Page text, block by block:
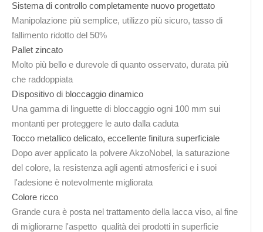
Sistema di controllo completamente nuovo progettato
Manipolazione più semplice, utilizzo più sicuro, tasso di
fallimento ridotto del 50%
Pallet zincato
Molto più bello e durevole di quanto osservato, durata più
che raddoppiata
Dispositivo di bloccaggio dinamico
Una gamma di linguette di bloccaggio ogni 100 mm sui
montanti per proteggere le auto dalla caduta
Tocco metallico delicato, eccellente finitura superficiale
Dopo aver applicato la polvere AkzoNobel, la saturazione
del colore, la resistenza agli agenti atmosferici e i suoi
l'adesione è notevolmente migliorata
Colore ricco
Grande cura è posta nel trattamento della lacca viso, al fine
di migliorarne l'aspetto qualità dei prodotti in superficie